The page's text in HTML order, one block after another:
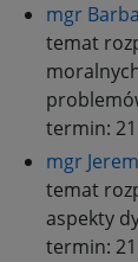
mgr
temat
termin:
mgr
temat
aspekty
termin: